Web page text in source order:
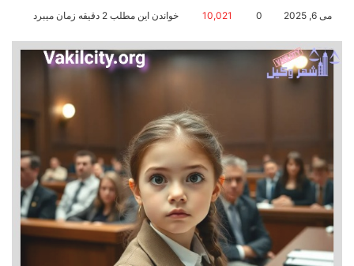
می 6, 2025 0
10,021 خواندن این مطلب 2 دقیقه زمان میبرد